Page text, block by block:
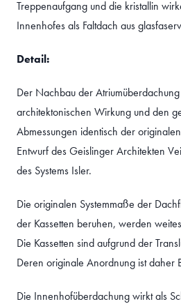
Treppenaufgang und die kristallin
Innenhofes als Faltdach aus
Detail:
Der Nachbau der
architektonischen Wirkung und den
Abmessungen identisch der
Entwurf des Geislinger Architekten
des Systems Isler.
Die originalen Systemmaße der
der Kassetten beruhen, werden
Die Kassetten sind aufgrund der
Deren originale Anordnung ist daher
Die Innenhofüberdachung wirkt als